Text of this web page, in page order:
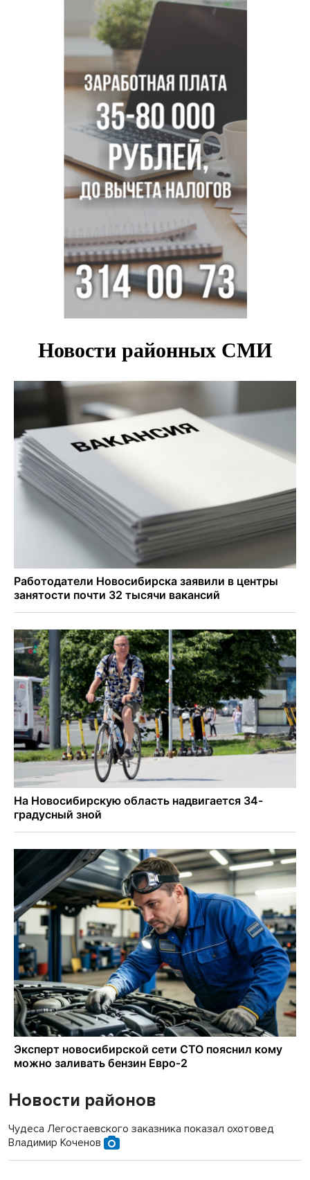
Транспортная прокуратура проверит S7 после инцидента
в аэропорту Норильска
500 литров ухи сварили новосибирцам на
Бугринском пляже
Под Новосибирском двое пострадали в ДТП с
перевернувшейся «ГАЗелью»
Новости районов
Чудеса Легостаевского заказника показал охотовед
Владимир Коченов